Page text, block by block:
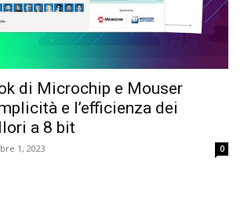
di Microchip e Mouser
e l’efficienza dei
a 8 bit
1, 2023 0